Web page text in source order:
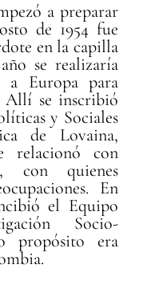
a preparar
de 1954 fue
en la capilla
se realizaría
a Europa para
Allí se inscribió
y Sociales
de Lovaina,
relacionó con
con quienes
En
el Equipo
Socio-
propósito era